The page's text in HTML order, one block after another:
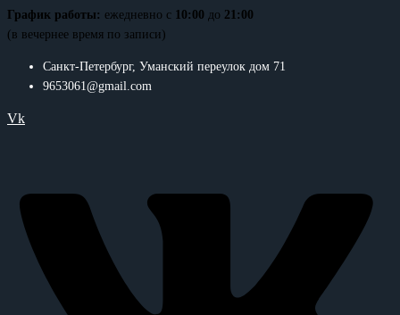
График работы: ежедневно с 10:00 до 21:00
(в вечернее время по записи)
Санкт-Петербург, Уманский переулок дом 71
9653061@gmail.com
Vk